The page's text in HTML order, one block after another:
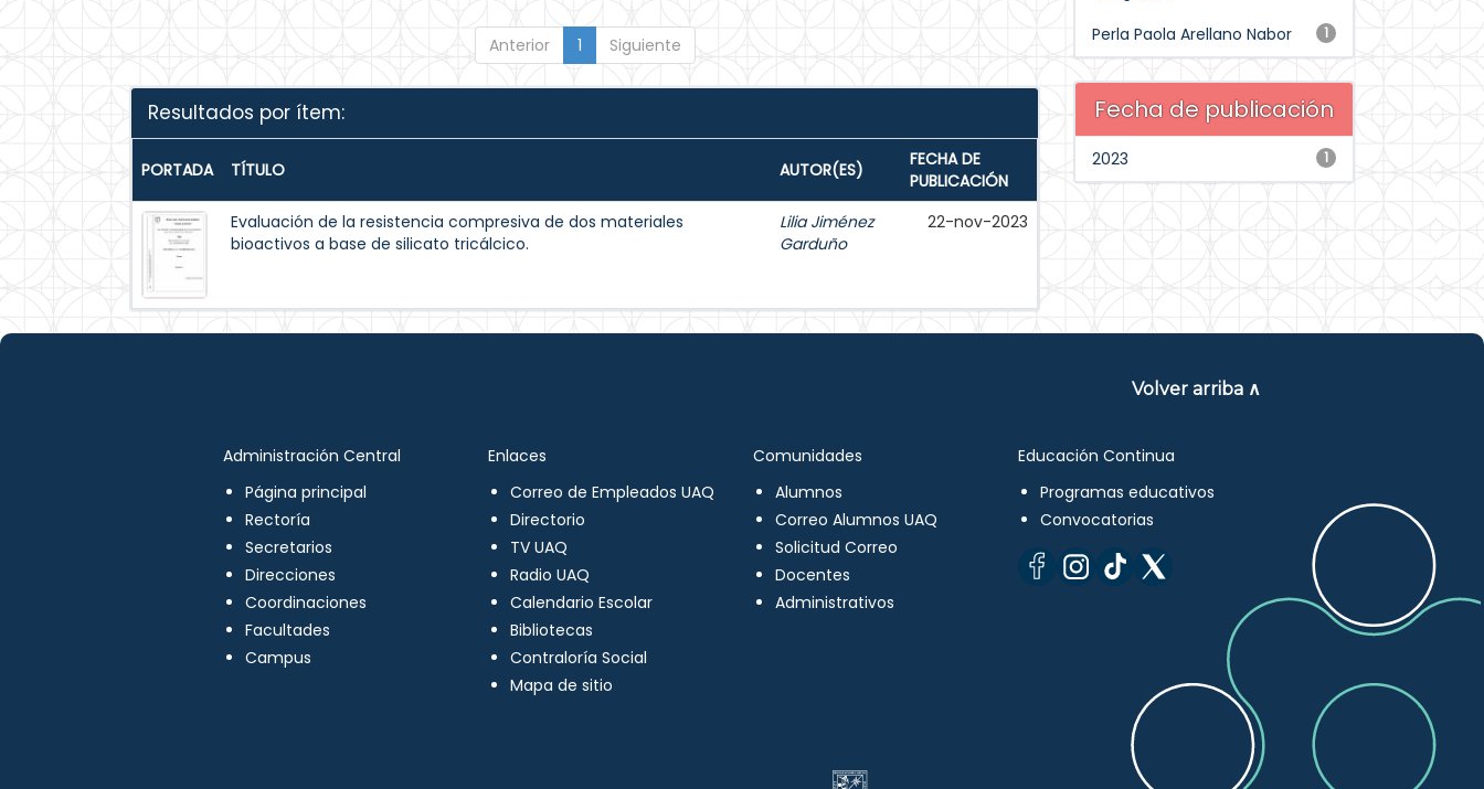
Anterior 1 Siguiente
Resultados por ítem:
PORTADA TÍTULO AUTOR(ES)
FECHA DE
PUBLICACIÓN
Evaluación de la resistencia compresiva de dos materiales
bioactivos a base de silicato tricálcico.
Lilia Jiménez
Garduño
22-nov-2023
1
Perla Paola Arellano Nabor
Fecha de publicación
1
2023
Volver arriba ∧
Administración Central
Página principal
Rectoría
Secretarios
Direcciones
Coordinaciones
Facultades
Campus
Enlaces
Correo de Empleados UAQ
Directorio
TV UAQ
Radio UAQ
Calendario Escolar
Bibliotecas
Contraloría Social
Mapa de sitio
Comunidades
Alumnos
Correo Alumnos UAQ
Solicitud Correo
Docentes
Administrativos
Educación Continua
Programas educativos
Convocatorias